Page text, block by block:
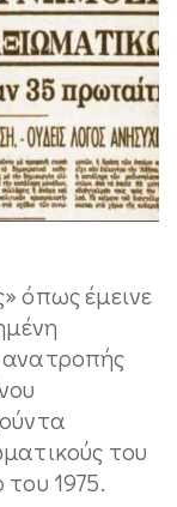
όπως έμεινε
του
1975.